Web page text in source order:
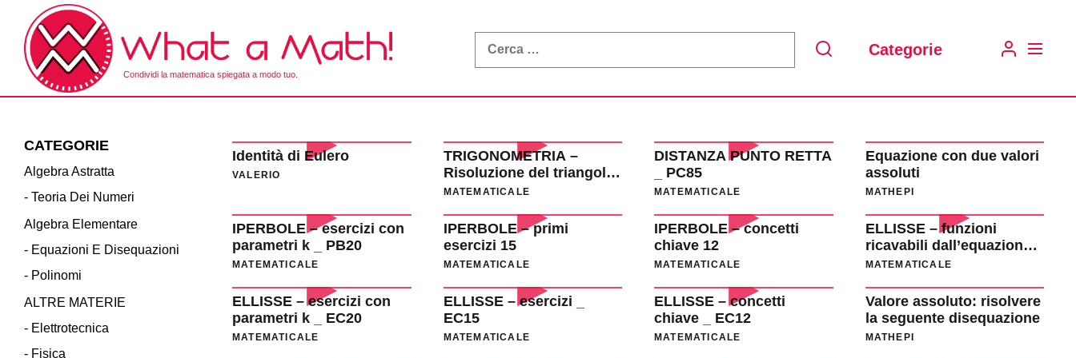
content
a
Math!
Condividi la matematica spiegata a modo tuo.
Categorie
CATEGORIE
Algebra Astratta
- Teoria Dei Numeri
Algebra Elementare
- Equazioni E Disequazioni
- Polinomi
ALTRE MATERIE
- Elettrotecnica
- Fisica
Identità di Eulero
VALERIO
TRIGONOMETRIA –
Risoluzione del triangolo
rettangolo _ GN61
MATEMATICALE
DISTANZA PUNTO RETTA
_ PC85
MATEMATICALE
Equazione con due valori
assoluti
MATHEPI
IPERBOLE – esercizi con
parametri k _ PB20
MATEMATICALE
IPERBOLE – primi
esercizi 15
MATEMATICALE
IPERBOLE – concetti
chiave 12
MATEMATICALE
ELLISSE – funzioni
ricavabili dall’equazione
di un’ellisse _ EC25
MATEMATICALE
ELLISSE – esercizi con
parametri k _ EC20
MATEMATICALE
ELLISSE – esercizi _
EC15
MATEMATICALE
ELLISSE – concetti
chiave _ EC12
MATEMATICALE
Valore assoluto: risolvere
la seguente disequazione
MATHEPI